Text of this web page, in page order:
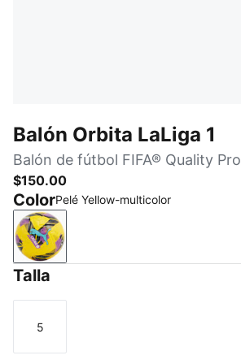
Balón Orbita LaLiga 1
Balón de fútbol FIFA® Quality Pro
$150.00
ColorPelé Yellow-multicolor
Pelé Yellow-multicolor
Talla
Talla
5